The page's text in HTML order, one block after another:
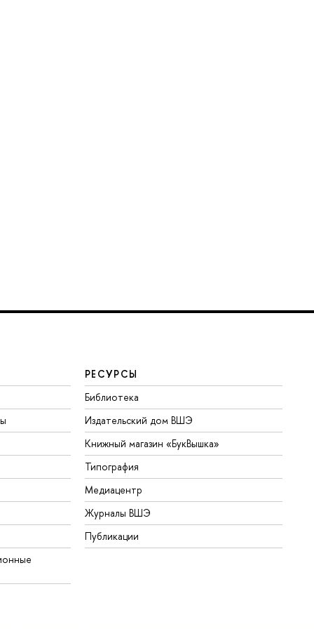
РЕСУРСЫ
Библиотека
Издательский дом ВШЭ
Книжный магазин «БукВышка»
Типография
Медиацентр
Журналы ВШЭ
Публикации